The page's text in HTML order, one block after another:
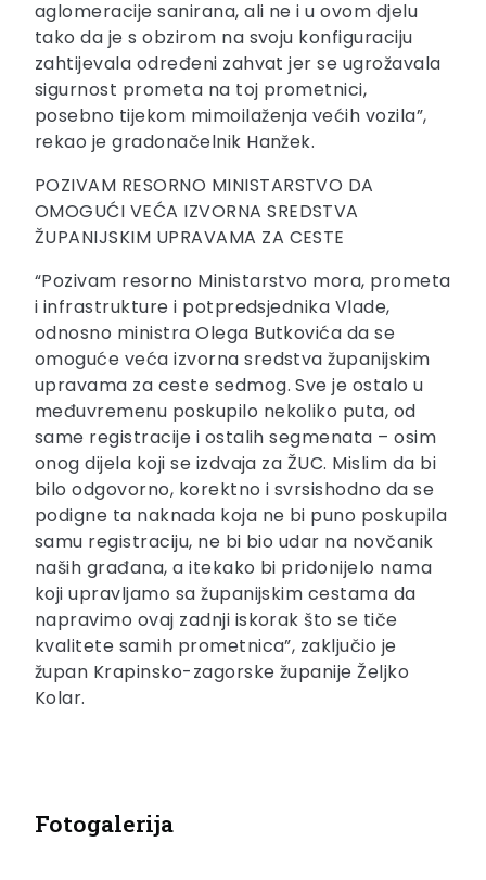
aglomeracije sanirana, ali ne i u ovom djelu
tako da je s obzirom na svoju konfiguraciju
zahtijevala određeni zahvat jer se ugrožavala
sigurnost prometa na toj prometnici,
posebno tijekom mimoilaženja većih vozila”,
rekao je gradonačelnik Hanžek.
POZIVAM RESORNO MINISTARSTVO DA
OMOGUĆI VEĆA IZVORNA SREDSTVA
ŽUPANIJSKIM UPRAVAMA ZA CESTE
“Pozivam resorno Ministarstvo mora, prometa
i infrastrukture i potpredsjednika Vlade,
odnosno ministra Olega Butkovića da se
omoguće veća izvorna sredstva županijskim
upravama za ceste sedmog. Sve je ostalo u
međuvremenu poskupilo nekoliko puta, od
same registracije i ostalih segmenata – osim
onog dijela koji se izdvaja za ŽUC. Mislim da bi
bilo odgovorno, korektno i svrsishodno da se
podigne ta naknada koja ne bi puno poskupila
samu registraciju, ne bi bio udar na novčanik
naših građana, a itekako bi pridonijelo nama
koji upravljamo sa županijskim cestama da
napravimo ovaj zadnji iskorak što se tiče
kvalitete samih prometnica”, zaključio je
župan Krapinsko-zagorske županije Željko
Kolar.
Fotogalerija